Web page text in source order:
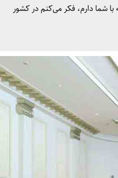
شما دارم، فکر می‌کنم در کشور